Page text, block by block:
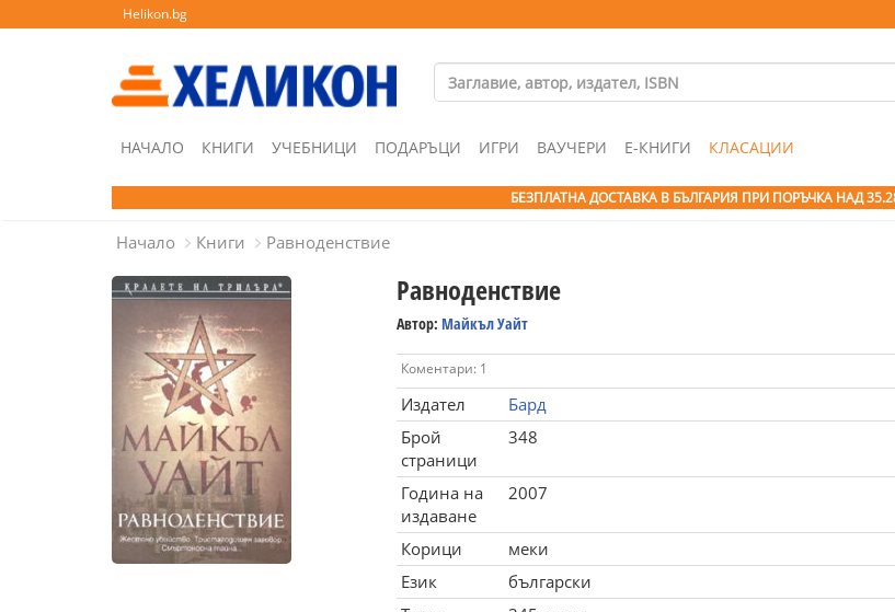
Helikon.bg
НАЧАЛО КНИГИ УЧЕБНИЦИ ПОДАРЪЦИ ИГРИ ВАУЧЕРИ Е-КНИГИ КЛАСАЦИИ
БЕЗПЛАТНА ДОСТАВКА В БЪЛГАРИЯ ПРИ ПОРЪЧКА НАД
Начало Книги Равноденствие
Равноденствие
Автор: Майкъл Уайт
Коментари: 1
Издател
Бард
Брой
страници
348
Година на
издаване
2007
Корици
меки
Език
български